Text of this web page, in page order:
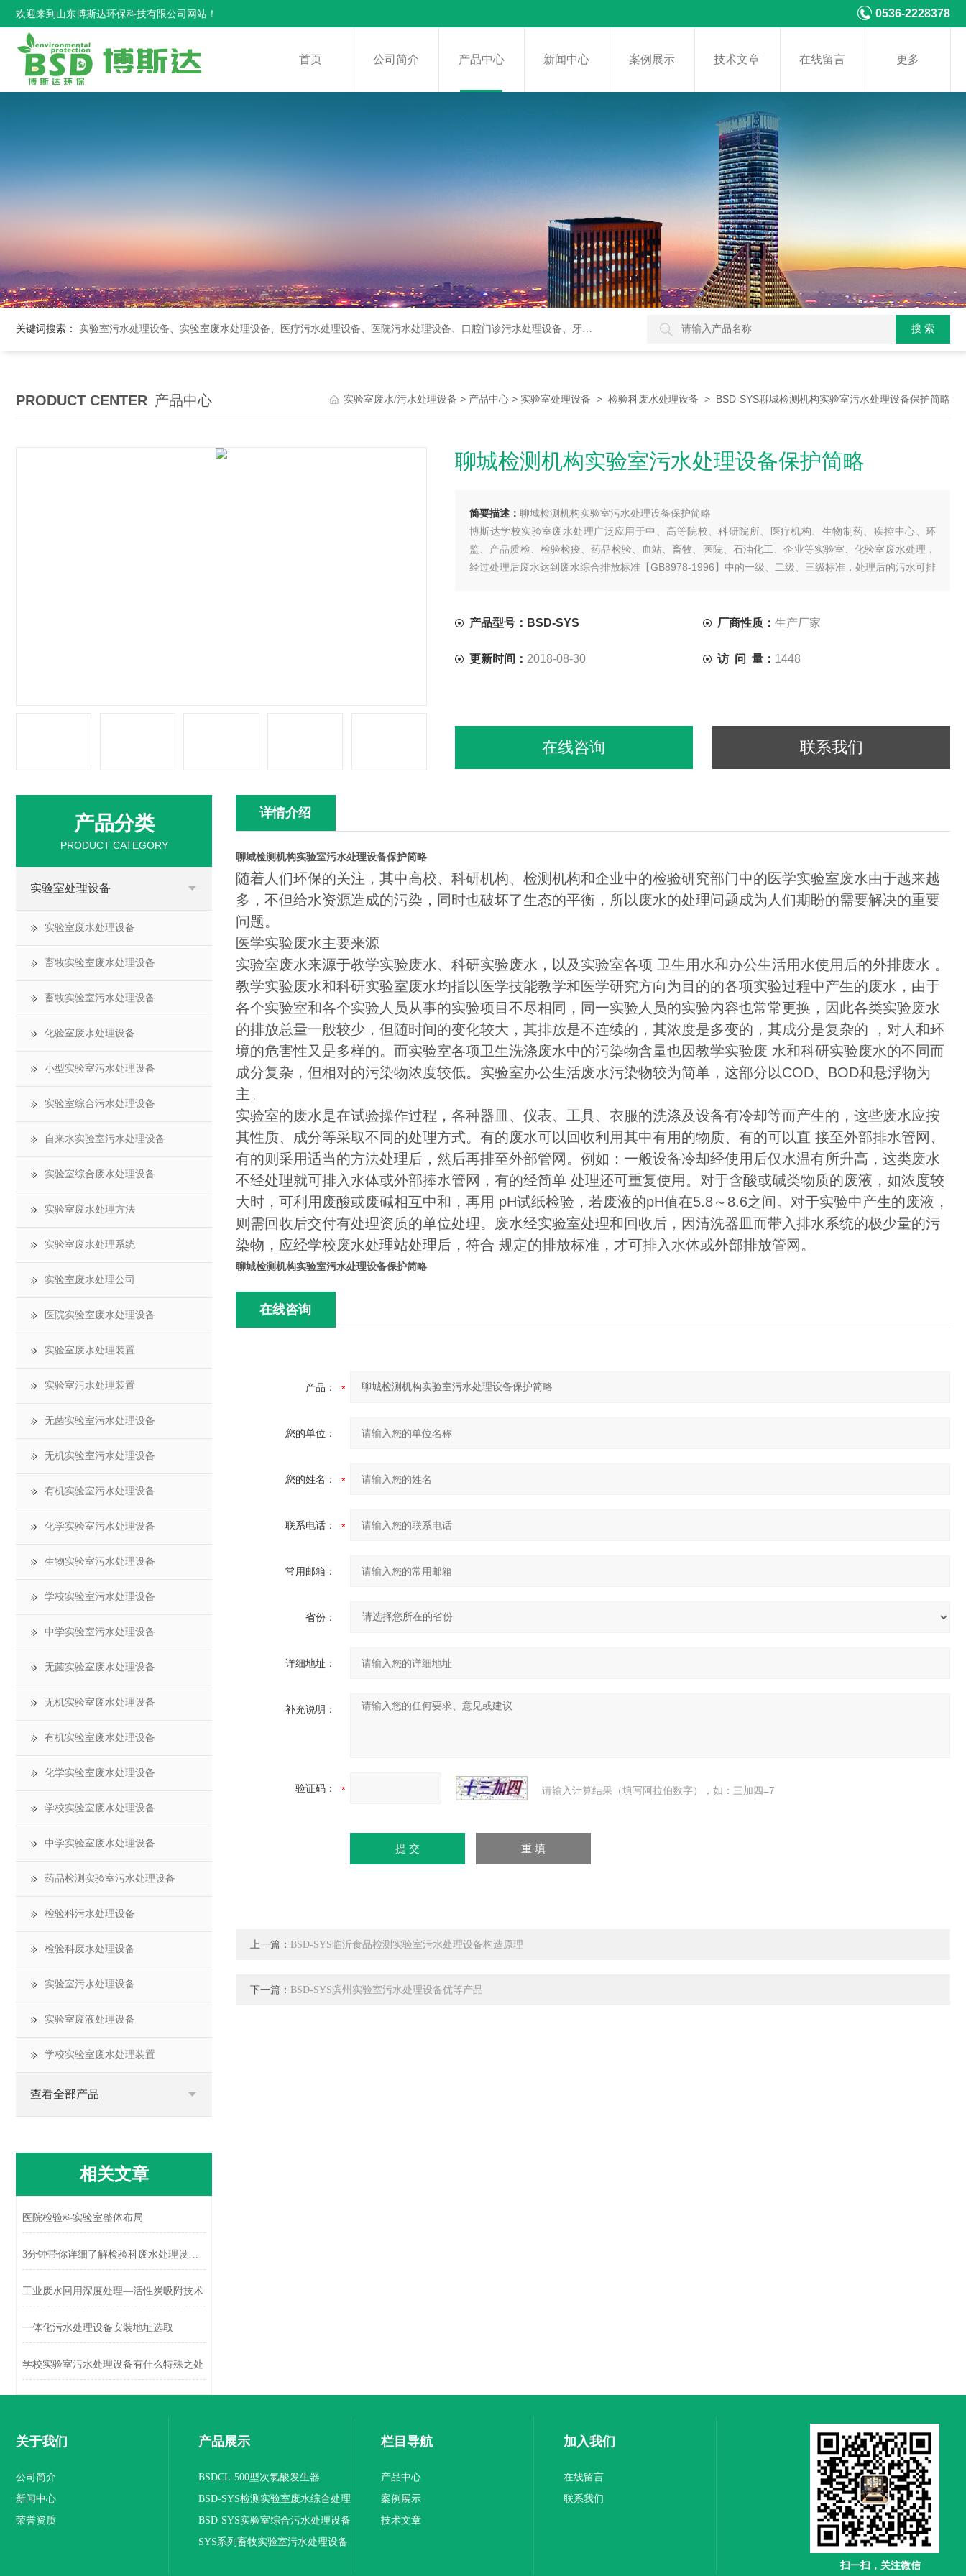
欢迎来到山东博斯达环保科技有限公司网站！ 0536-2228378
首页 公司简介 产品中心 新闻中心 案例展示 技术文章 在线留言 更多
关键词搜索： 实验室污水处理设备、实验室废水处理设备、医疗污水处理设备、医院污水处理设备、口腔门诊污水处理设备、牙科诊所污水处理设备、次氯酸发生器
PRODUCT CENTER 产品中心 实验室废水/污水处理设备 > 产品中心 > 实验室处理设备 > 检验科废水处理设备 > BSD-SYS聊城检测机构实验室污水处理设备保护简略
聊城检测机构实验室污水处理设备保护简略
简要描述： 聊城检测机构实验室污水处理设备保护简略
博斯达学校实验室废水处理广泛应用于中、高等院校、科研院所、医疗机构、生物制药、疾控中心、环
监、产品质检、检验检疫、药品检验、血站、畜牧、医院、石油化工、企业等实验室、化验室废水处理，
经过处理后废水达到废水综合排放标准【GB8978-1996】中的一级、二级、三级标准，处理后的污水可排
产品型号：BSD-SYS 厂商性质： 生产厂家
更新时间： 2018-08-30 访 问 量： 1448
在线咨询 联系我们
详情介绍
聊城检测机构实验室污水处理设备保护简略
随着人们环保的关注，其中高校、科研机构、检测机构和企业中的检验研究部门中的医学实验室废水由于越来越
多，不但给水资源造成的污染，同时也破坏了生态的平衡，所以废水的处理问题成为人们期盼的需要解决的重要
问题。
医学实验废水主要来源
实验室废水来源于教学实验废水、科研实验废水，以及实验室各项 卫生用水和办公生活用水使用后的外排废水 。
教学实验废水和科研实验室废水均指以医学技能教学和医学研究方向为目的的各项实验过程中产生的废水，由于
各个实验室和各个实验人员从事的实验项目不尽相同，同一实验人员的实验内容也常常更换，因此各类实验废水
的排放总量一般较少，但随时间的变化较大，其排放是不连续的，其浓度是多变的，其成分是复杂的 ，对人和环
境的危害性又是多样的。而实验室各项卫生洗涤废水中的污染物含量也因教学实验废 水和科研实验废水的不同而
成分复杂，但相对的污染物浓度较低。实验室办公生活废水污染物较为简单，这部分以COD、BOD和悬浮物为
主。
实验室的废水是在试验操作过程，各种器皿、仪表、工具、衣服的洗涤及设备有冷却等而产生的，这些废水应按
其性质、成分等采取不同的处理方式。有的废水可以回收利用其中有用的物质、有的可以直 接至外部排水管网、
有的则采用适当的方法处理后，然后再排至外部管网。例如：一般设备冷却经使用后仅水温有所升高，这类废水
不经处理就可排入水体或外部捧水管网，有的经简单 处理还可重复使用。对于含酸或碱类物质的废液，如浓度较
大时，可利用废酸或废碱相互中和，再用 pH试纸检验，若废液的pH值在5.8～8.6之间。对于实验中产生的废液，
则需回收后交付有处理资质的单位处理。废水经实验室处理和回收后，因清洗器皿而带入排水系统的极少量的污
染物，应经学校废水处理站处理后，符合 规定的排放标准，才可排入水体或外部排放管网。
聊城检测机构实验室污水处理设备保护简略
在线咨询
产品：
您的单位：
您的姓名：
联系电话：
常用邮箱：
省份：
详细地址：
补充说明：
验证码： 请输入计算结果（填写阿拉伯数字），如：三加四=7
上一篇： BSD-SYS临沂食品检测实验室污水处理设备构造原理
下一篇： BSD-SYS滨州实验室污水处理设备优等产品
产品分类
PRODUCT CATEGORY
实验室处理设备
实验室废水处理设备
畜牧实验室废水处理设备
畜牧实验室污水处理设备
化验室废水处理设备
小型实验室污水处理设备
实验室综合污水处理设备
自来水实验室污水处理设备
实验室综合废水处理设备
实验室废水处理方法
实验室废水处理系统
实验室废水处理公司
医院实验室废水处理设备
实验室废水处理装置
实验室污水处理装置
无菌实验室污水处理设备
无机实验室污水处理设备
有机实验室污水处理设备
化学实验室污水处理设备
生物实验室污水处理设备
学校实验室污水处理设备
中学实验室污水处理设备
无菌实验室废水处理设备
无机实验室废水处理设备
有机实验室废水处理设备
化学实验室废水处理设备
学校实验室废水处理设备
中学实验室废水处理设备
药品检测实验室污水处理设备
检验科污水处理设备
检验科废水处理设备
实验室污水处理设备
实验室废液处理设备
学校实验室废水处理装置
查看全部产品
相关文章
医院检验科实验室整体布局
3分钟带你详细了解检验科废水处理设备的9个主要功能特点
工业废水回用深度处理—活性炭吸附技术
一体化污水处理设备安装地址选取
学校实验室污水处理设备有什么特殊之处
关于我们
公司简介
新闻中心
荣誉资质
产品展示
BSDCL-500型次氯酸发生器
BSD-SYS检测实验室废水综合处理
设备
BSD-SYS实验室综合污水处理设备
SYS系列畜牧实验室污水处理设备
栏目导航
产品中心
案例展示
技术文章
加入我们
在线留言
联系我们
扫一扫，关注微信